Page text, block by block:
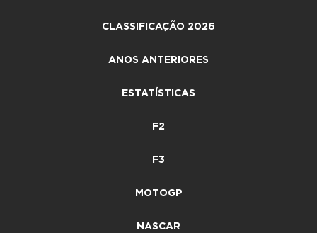
CLASSIFICAÇÃO 2026
ANOS ANTERIORES
ESTATÍSTICAS
F2
F3
MOTOGP
NASCAR